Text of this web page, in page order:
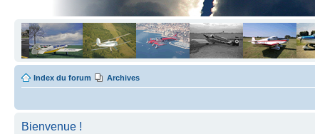
Index du forum Archives
Bienvenue !